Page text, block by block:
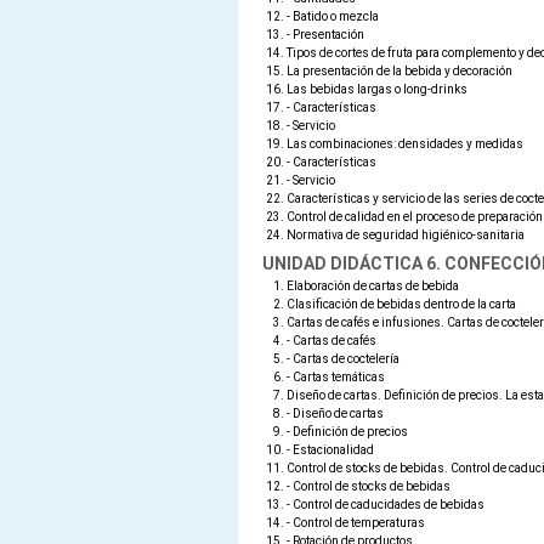
- Batido o mezcla
- Presentación
Tipos de cortes de fruta para complemento y
La presentación de la bebida y decoración
Las bebidas largas o long-drinks
- Características
- Servicio
Las combinaciones: densidades y medidas
- Características
- Servicio
Características y servicio de las series de
Control de calidad en el proceso de
Normativa de seguridad higiénico-sanitaria
UNIDAD DIDÁCTICA 6.
Elaboración de cartas de bebida
Clasificación de bebidas dentro de la carta
Cartas de cafés e infusiones. Cartas de
- Cartas de cafés
- Cartas de coctelería
- Cartas temáticas
Diseño de cartas. Definición de precios. La
- Diseño de cartas
- Definición de precios
- Estacionalidad
Control de stocks de bebidas. Control de
- Control de stocks de bebidas
- Control de caducidades de bebidas
- Control de temperaturas
- Rotación de productos